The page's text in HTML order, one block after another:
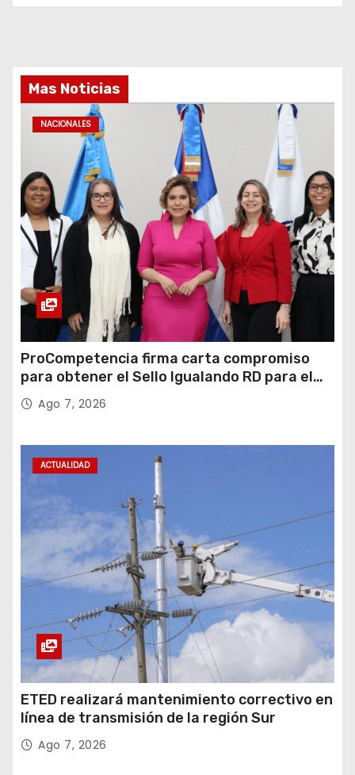
Mas Noticias
NACIONALES
ProCompetencia firma carta compromiso
para obtener el Sello Igualando RD para el
Sector Público
Ago 7, 2026
ACTUALIDAD
ETED realizará mantenimiento correctivo en
línea de transmisión de la región Sur
Ago 7, 2026